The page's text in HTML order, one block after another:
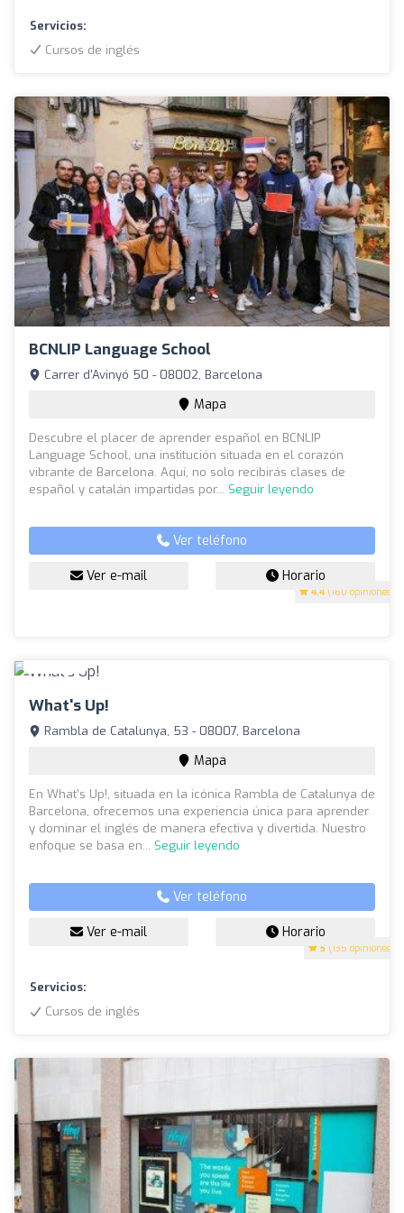
Servicios:
Cursos de inglés
BCNLIP Language School
4.4 (160 opiniones)
Carrer d'Avinyó 50 - 08002, Barcelona
Mapa
Descubre el placer de aprender español en BCNLIP
Language School, una institución situada en el corazón
vibrante de Barcelona. Aquí, no solo recibirás clases de
español y catalán impartidas por... Seguir leyendo
Ver teléfono
Ver e-mail Horario
What's Up!
5 (135 opiniones)
Rambla de Catalunya, 53 - 08007, Barcelona
Mapa
En What’s Up!, situada en la icónica Rambla de Catalunya de
Barcelona, ofrecemos una experiencia única para aprender
y dominar el inglés de manera efectiva y divertida. Nuestro
enfoque se basa en... Seguir leyendo
Ver teléfono
Ver e-mail Horario
Servicios:
Cursos de inglés